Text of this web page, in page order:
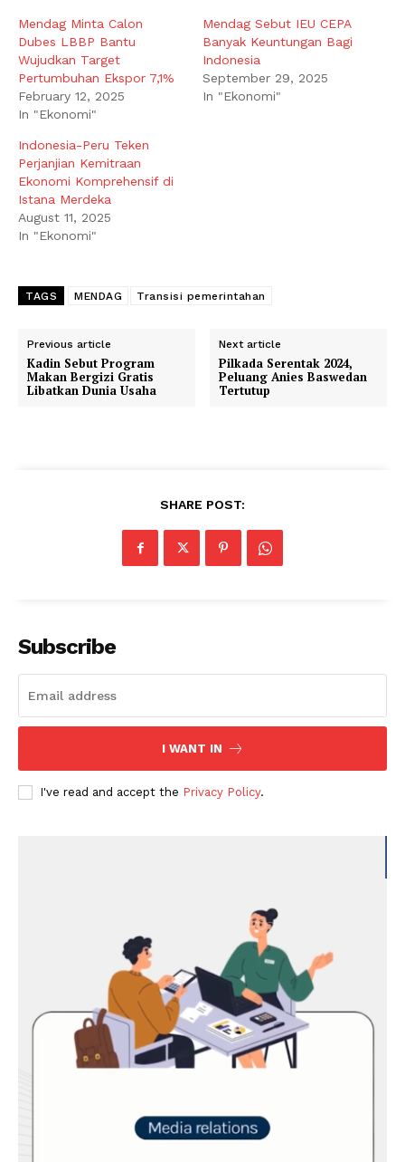
Mendag Minta Calon
Dubes LBBP Bantu
Wujudkan Target
Pertumbuhan Ekspor 7,1%
February 12, 2025
In "Ekonomi"
Mendag Sebut IEU CEPA
Banyak Keuntungan Bagi
Indonesia
September 29, 2025
In "Ekonomi"
Indonesia-Peru Teken
Perjanjian Kemitraan
Ekonomi Komprehensif di
Istana Merdeka
August 11, 2025
In "Ekonomi"
TAGS MENDAG Transisi pemerintahan
Previous article
Kadin Sebut Program
Makan Bergizi Gratis
Libatkan Dunia Usaha
Next article
Pilkada Serentak 2024,
Peluang Anies Baswedan
Tertutup
SHARE POST:
Subscribe
I WANT IN
I've read and accept the Privacy Policy.